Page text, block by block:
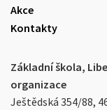
Akce
Kontakty
Základní škola,
organizace
Ještědská 354/88,